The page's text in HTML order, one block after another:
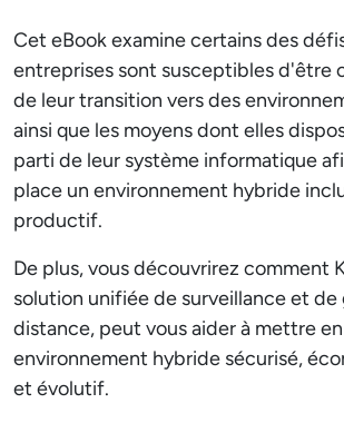
Cet eBook examine certains des
entreprises sont susceptibles d'être
de leur transition vers des
ainsi que les moyens dont elles
parti de leur système informatique
place un environnement hybride
productif.
De plus, vous découvrirez comment
solution unifiée de surveillance et de
distance, peut vous aider à mettre
environnement hybride sécurisé,
et évolutif.